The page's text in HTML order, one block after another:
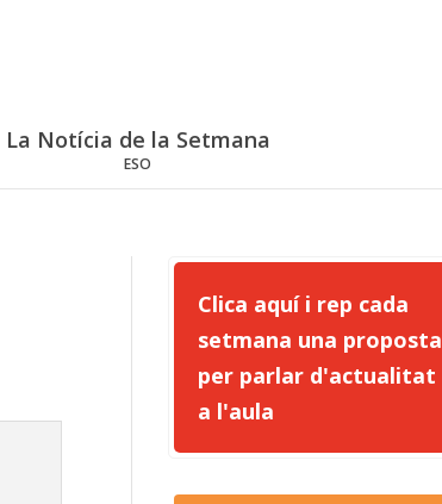
La Notícia de la Setmana
ESO
Clica aquí i rep cada
setmana una proposta
per parlar d'actualitat
a l'aula